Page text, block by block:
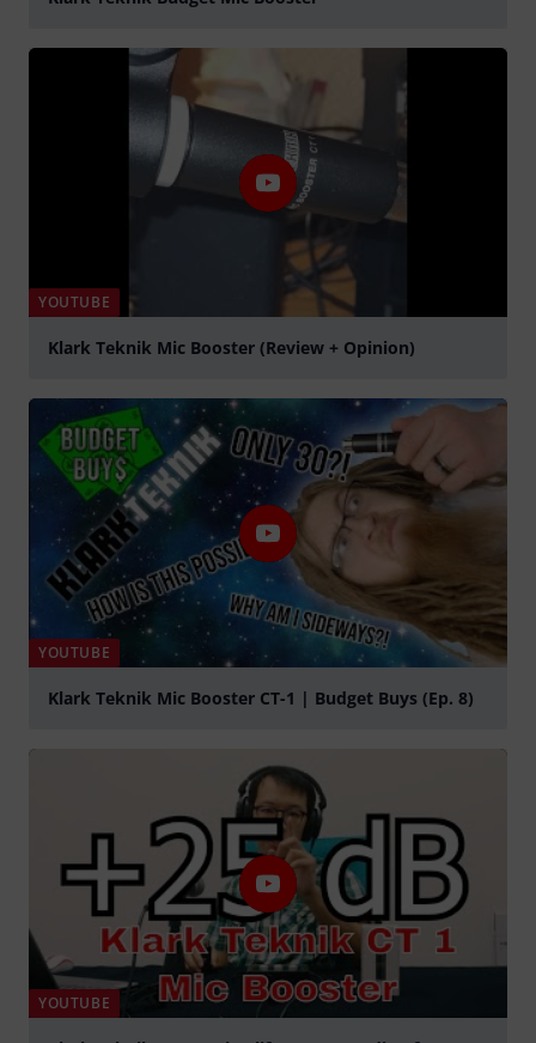
YOUTUBE
Klark Teknik Mic Booster (Review + Opinion)
YOUTUBE
Klark Teknik Mic Booster CT-1 | Budget Buys (Ep. 8)
YOUTUBE